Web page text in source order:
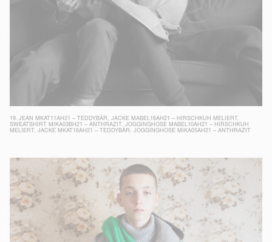
19. JEAN MKAT11AH21 – TEDDYBÄR , JACKE MABEL16AH21 – HIRSCHKUH MELIERT,
SWEATSHIRT MIKA03BH21 – ANTHRAZIT, JOGGINGHOSE MABEL10AH21 – HIRSCHKUH
MELIERT, JACKE MKAT16AH21 – TEDDYBÄR , JOGGINGHOSE MIKA05AH21 – ANTHRAZIT